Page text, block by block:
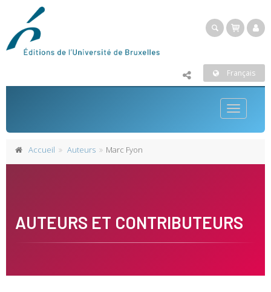
Français
Toggle
Accueil Auteurs Marc Fyon
AUTEURS ET CONTRIBUTEURS